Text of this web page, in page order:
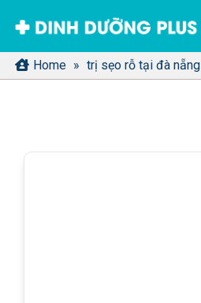
qua
nội
dung Home » trị sẹo rỗ tại đà nẵng